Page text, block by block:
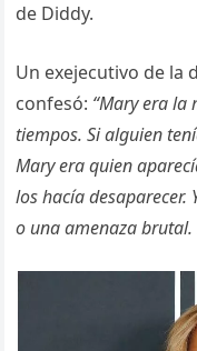
de Diddy.
Un exejecutivo de la
confesó: “Mary era la
tiempos. Si alguien
Mary era quien
los hacía desaparecer.
o una amenaza